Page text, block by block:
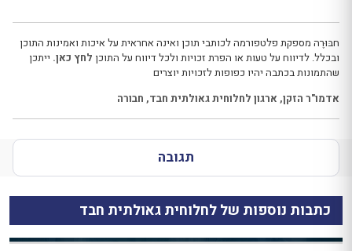
חבּוּרֶה מספקת פלטפורמה לכותבי תוכן ואינה אחראית על איכות ואמינות התוכן
ובכלל. לדיווח על טעות או הפרת זכויות ולכל דיווח על התוכן לחץ כאן. ייתכן
שהתמונות בכתבה יהיו כפופות לזכויות יוצרים
אדמו"ר הזקן, ארגון לחלוחית גאולתית חבד, חבורה
תגובה
כתבות נוספות של לחלוחית גאולתית חבד